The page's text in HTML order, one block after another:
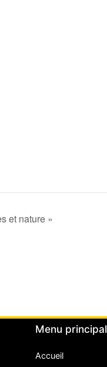
et nature »
Menu principal
Accueil